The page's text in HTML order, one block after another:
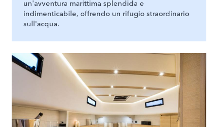
un'avventura marittima splendida e
indimenticabile, offrendo un rifugio straordinario
sull'acqua.